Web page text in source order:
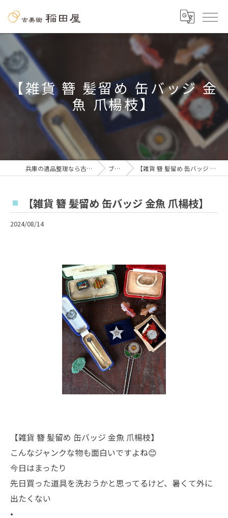
【雑貨 簪 髪留め 缶バッジ 金
魚 爪楊枝】
兵庫の遺品整理なら古美術 稲田屋 ブログ 【雑貨 簪 髪留め 缶バッジ 金魚 爪楊枝】
【雑貨 簪 髪留め 缶バッジ 金魚 爪楊枝】
2024/08/14
【雑貨 簪 髪留め 缶バッジ 金魚 爪楊枝】
こんなジャンクな物も面白いですよね😊
今日はまったり
先日買った道具を洗おうかと思ってるけど、暑くて外に
出たくない
•